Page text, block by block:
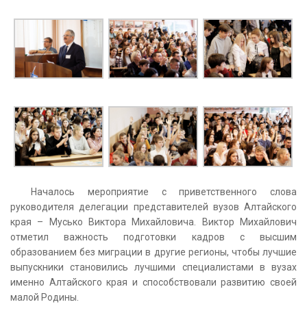
Началось мероприятие с приветственного слова
руководителя делегации представителей вузов Алтайского
края – Мусько Виктора Михайловича. Виктор Михайлович
отметил важность подготовки кадров с высшим
образованием без миграции в другие регионы, чтобы лучшие
выпускники становились лучшими специалистами в вузах
именно Алтайского края и способствовали развитию своей
малой Родины.